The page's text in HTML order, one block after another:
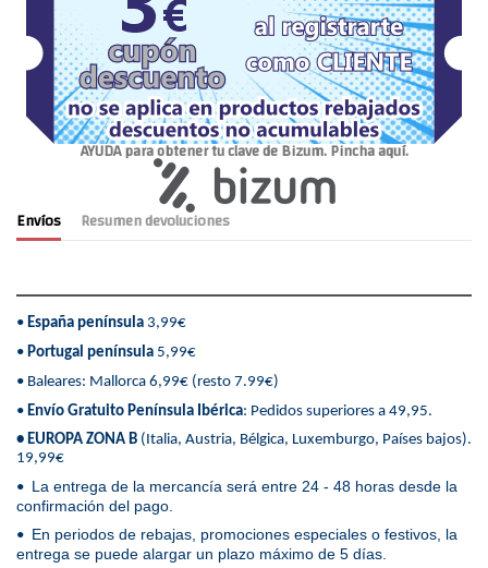
AYUDA para obtener tu clave de Bizum. Pincha aquí.
Envíos Resumen devoluciones
• España península 3,99€
• Portugal península 5,99€
• Baleares: Mallorca 6,99€ (resto 7.99€)
• Envío Gratuito Península Ibérica: Pedidos superiores a 49,95.
• EUROPA ZONA B (Italia, Austria, Bélgica, Luxemburgo, Países bajos).
19,99€
• La entrega de la mercancía será entre 24 - 48 horas desde la
confirmación del pago.
• En periodos de rebajas, promociones especiales o festivos, la
entrega se puede alargar un plazo máximo de 5 días.